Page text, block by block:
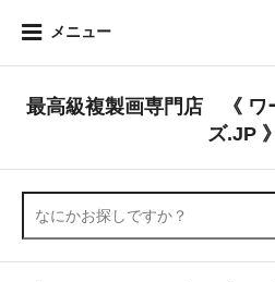
メニュー
最高級複製画専門店 《 ワ
ズ.JP 》